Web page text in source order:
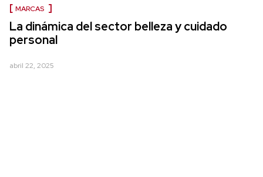
MARCAS
La dinámica del sector belleza y cuidado
personal
abril 22, 2025